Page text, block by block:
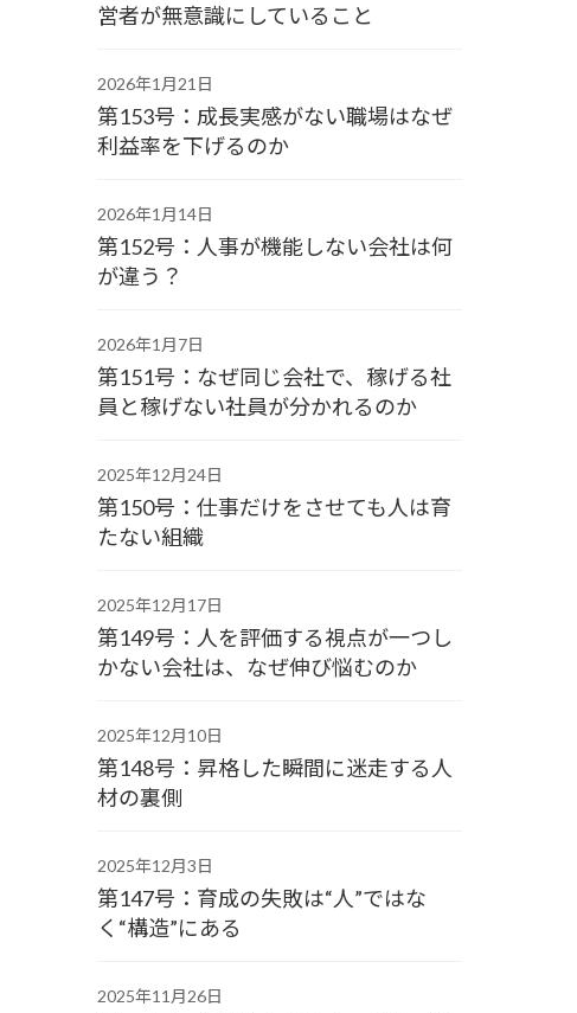
営者が無意識にしていること
2026年1月21日
第153号：成長実感がない職場はなぜ
利益率を下げるのか
2026年1月14日
第152号：人事が機能しない会社は何
が違う？
2026年1月7日
第151号：なぜ同じ会社で、稼げる社
員と稼げない社員が分かれるのか
2025年12月24日
第150号：仕事だけをさせても人は育
たない組織
2025年12月17日
第149号：人を評価する視点が一つし
かない会社は、なぜ伸び悩むのか
2025年12月10日
第148号：昇格した瞬間に迷走する人
材の裏側
2025年12月3日
第147号：育成の失敗は“人”ではな
く“構造”にある
2025年11月26日